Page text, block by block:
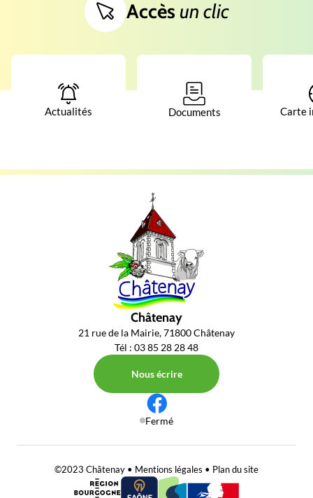
Accès un clic
Actualités Documents Carte
Châtenay
21 rue de la Mairie, 71800 Châtenay
Tél : 03 85 28 28 48
Nous écrire
Fermé
©2023 Châtenay • Mentions légales • Plan du site